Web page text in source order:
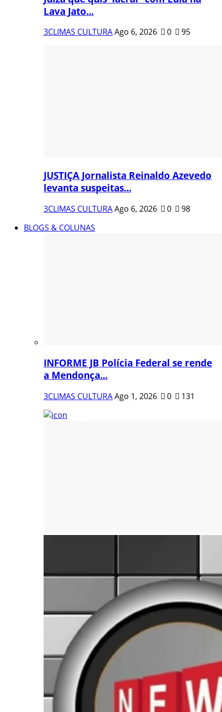
Lava Jato...
3CLIMAS CULTURAAgo 6, 2026 0 95
JUSTIÇA Jornalista Reinaldo Azevedo
levanta suspeitas...
3CLIMAS CULTURAAgo 6, 2026 0
98
BLOGS & COLUNAS
INFORME JB Polícia Federal se rende
a Mendonça...
3CLIMAS CULTURAAgo 1, 2026 0 131